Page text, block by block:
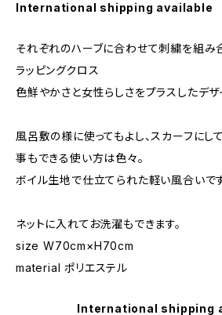
International shipping available
それぞれのハーブに合わせて刺繍を組み
ラッピングクロス
色鮮やかさと女性らしさをプラスしたデザ
風呂敷の様に使ってもよし、スカーフにし
事もできる使い方は色々。
ボイル生地で仕立てられた軽い風合いです
ネットに入れてお洗濯もできます。
size W70cm×H70cm
material ポリエステル
International shipping